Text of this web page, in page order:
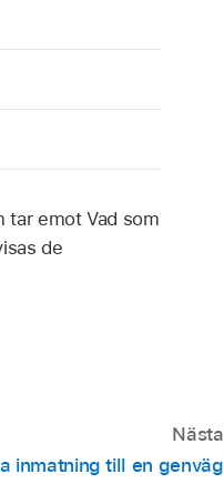
tar emot Vad som
de
Nästa
inmatning till en genväg